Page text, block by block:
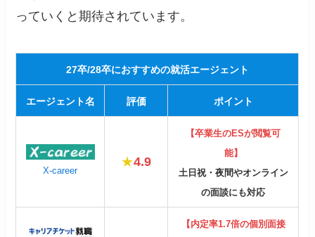
っていくと期待されています。
27卒/28卒におすすめの就活エージェント
エージェント名 評価 ポイント
X-career
★4.9
【卒業生のESが閲覧可
能】
土日祝・夜間やオンライン
の面談にも対応
【内定率1.7倍の個別面接